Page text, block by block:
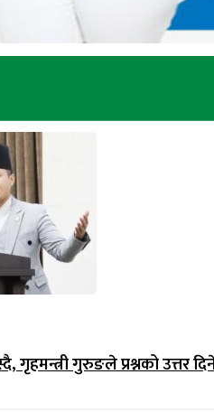
गृहमन्त्री गुरुङले प्रश्नको उत्तर